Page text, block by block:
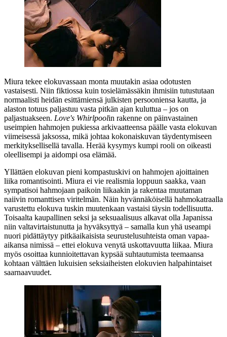
Miura tekee elokuvassaan monta muutakin asiaa odotusten
vastaisesti. Niin fiktiossa kuin tosielämässäkin ihmisiin tutustutaan
normaalisti heidän esittämiensä julkisten persooniensa kautta, ja
alaston totuus paljastuu vasta pitkän ajan kuluttua – jos on
paljastuakseen. Love's Whirlpoolin rakenne on päinvastainen
useimpien hahmojen pukiessa arkivaatteensa päälle vasta elokuvan
viimeisessä jaksossa, mikä johtaa kokonaiskuvan täydentymiseen
merkityksellisellä tavalla. Herää kysymys kumpi rooli on oikeasti
oleellisempi ja aidompi osa elämää.
Yllättäen elokuvan pieni kompastuskivi on hahmojen ajoittainen
liika romantisointi. Miura ei vie realismia loppuun saakka, vaan
sympatisoi hahmojaan paikoin liikaakin ja rakentaa muutaman
naiivin romanttisen viritelmän. Näin hyvännäköisellä hahmokatraalla
varustettu elokuva tuskin muutenkaan vastaisi täysin todellisuutta.
Toisaalta kaupallinen seksi ja seksuaalisuus alkavat olla Japanissa
niin valtavirtaistunutta ja hyväksyttyä – samalla kun yhä useampi
nuori pidättäytyy pitkäaikaisista seurustelusuhteista oman vapaa-
aikansa nimissä – ettei elokuva venytä uskottavuutta liikaa. Miura
myös osoittaa kunnioitettavan kypsää suhtautumista teemaansa
kohtaan välttäen lukuisien seksiaiheisten elokuvien halpahintaiset
saarnaavuudet.